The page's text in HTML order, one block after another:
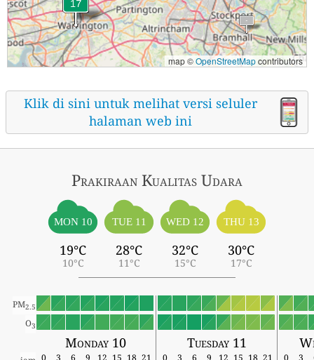
map ©OpenStreetMapcontributors
Klik di sini untuk melihat versi seluler
halaman web ini
Prakiraan Kualitas Udara
MON 10
19°C
10°C
TUE 11
28°C
11°C
WED 12
32°C
15°C
THU 13
30°C
17°C
PM2.5
O3
Monday 10 Tuesday 11